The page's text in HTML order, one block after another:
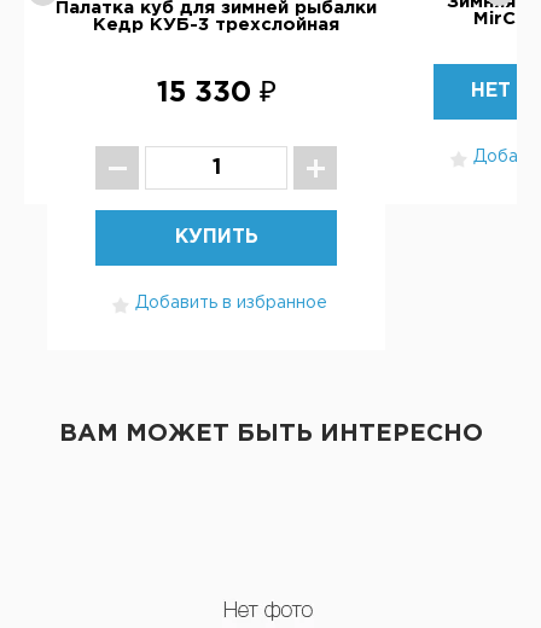
Палатка куб для зимней рыбалки
Кедр КУБ-3 трехслойная
15 330 ₽
КУПИТЬ
Добавить в избранное
НЕТ В
ВАМ МОЖЕТ БЫТЬ ИНТЕРЕСНО